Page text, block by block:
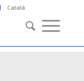
Català